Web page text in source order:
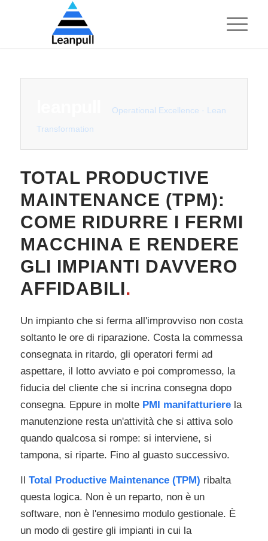
Operational Excellence · Lean
Transformation
TOTAL PRODUCTIVE
MAINTENANCE (TPM):
COME RIDURRE I FERMI
MACCHINA E RENDERE
GLI IMPIANTI DAVVERO
AFFIDABILI.
Un impianto che si ferma all'improvviso non costa
soltanto le ore di riparazione. Costa la commessa
consegnata in ritardo, gli operatori fermi ad
aspettare, il lotto avviato e poi compromesso, la
fiducia del cliente che si incrina consegna dopo
consegna. Eppure in molte PMI manifatturierela
manutenzione resta un'attività che si attiva solo
quando qualcosa si rompe: si interviene, si
tampona, si riparte. Fino al guasto successivo.
Total Productive Maintenance (TPM) ribalta
questa logica. Non è un reparto, non è un
software, non è l'ennesimo modulo gestionale. È
un modo di gestire gli impianti in cui la